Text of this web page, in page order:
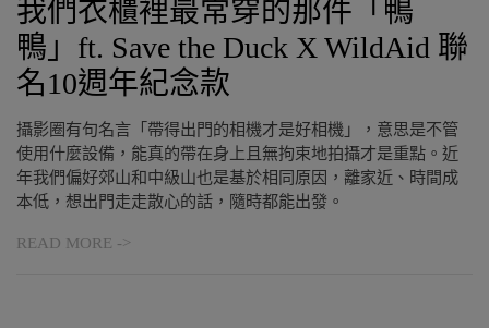
我們衣櫃裡最常穿的那件「鴨
鴨」ft. Save the Duck X WildAid 聯
名10週年紀念款
攝影圈有句名言「帶得出門的相機才是好相機」，意思是不管
使用什麼設備，能真的帶在身上且無拘束地拍攝才是重點。近
年我們偏好郊山和中級山也是基於相同原因，離家近、時間成
本低，想出門走走散心的話，隨時都能出發。
READ MORE ->